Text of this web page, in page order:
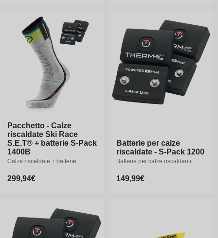
Pacchetto - Calze
riscaldate Ski Race
S.E.T® + batterie S-Pack
1400B
Calze riscaldate + batterie
Prezzo
299,94€
Batterie per calze
riscaldate - S-Pack 1200
Batterie per calze riscaldanti
Prezzo
149,99€